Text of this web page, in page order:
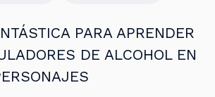
PARA APRENDER
DE ALCOHOL EN